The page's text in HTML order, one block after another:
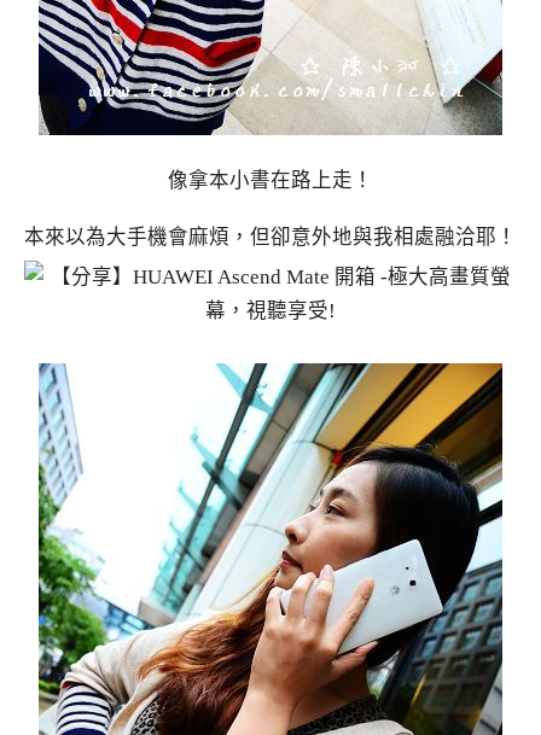
像拿本小書在路上走！
本來以為大手機會麻煩，但卻意外地與我相處融洽耶！